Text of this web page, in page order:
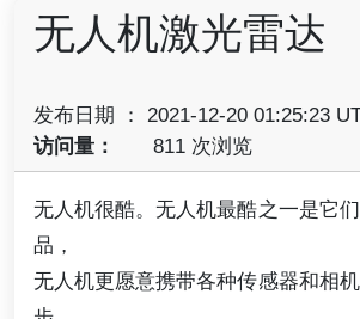
无人机激光雷达
发布日期 ： 2021-12-20 01:25:23
访问量：
811 次浏览